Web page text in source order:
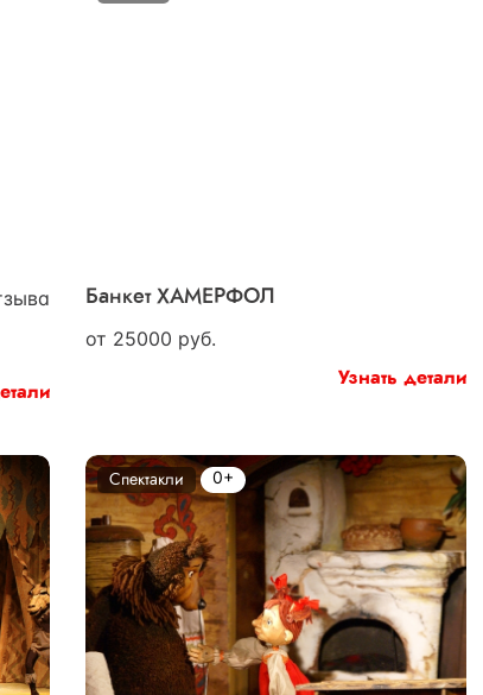
Банкет ХАМЕРФОЛ
от 25000 руб.
Узнать детали
Спектакли 0+